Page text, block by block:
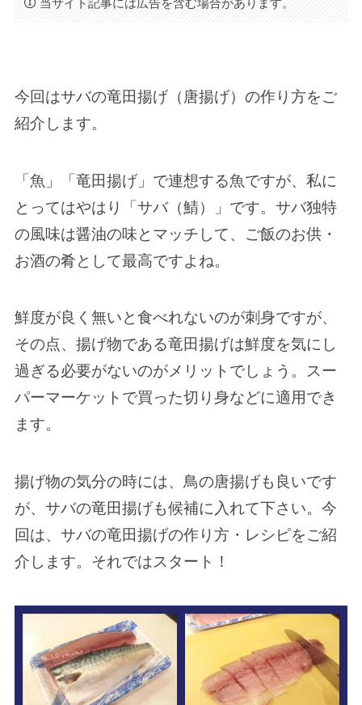
今回はサバの竜田揚げ（唐揚げ）の作り方をご
紹介します。
「魚」「竜田揚げ」で連想する魚ですが、私に
とってはやはり「サバ（鯖）」です。サバ独特
の風味は醤油の味とマッチして、ご飯のお供・
お酒の肴として最高ですよね。
鮮度が良く無いと食べれないのが刺身ですが、
その点、揚げ物である竜田揚げは鮮度を気にし
過ぎる必要がないのがメリットでしょう。スー
パーマーケットで買った切り身などに適用でき
ます。
揚げ物の気分の時には、鳥の唐揚げも良いです
が、サバの竜田揚げも候補に入れて下さい。今
回は、サバの竜田揚げの作り方・レシピをご紹
介します。それではスタート！